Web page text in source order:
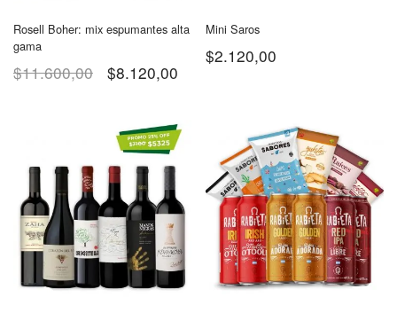
Rosell Boher: mix espumantes alta
gama
$11.600,00 $8.120,00
Mini Saros
$2.120,00